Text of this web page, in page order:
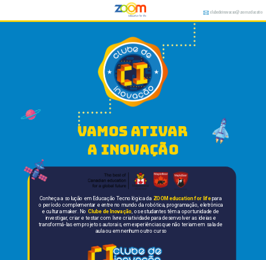
clubedeinovacao@zoom.educatio
a inovação
Conheça a solução em Educação Tecnológica da ZOOM education for life para
o período complementar e entre no mundo da robótica, programação, eletrônica
e cultura maker. No Clube de Inovação, os estudantes têm a oportunidade de
investigar, criar e testar com livre criatividade para desenvolver as ideias e
transformá-las em projetos autorais, em experiências que não teriam em sala de
aula ou em nenhum outro curso